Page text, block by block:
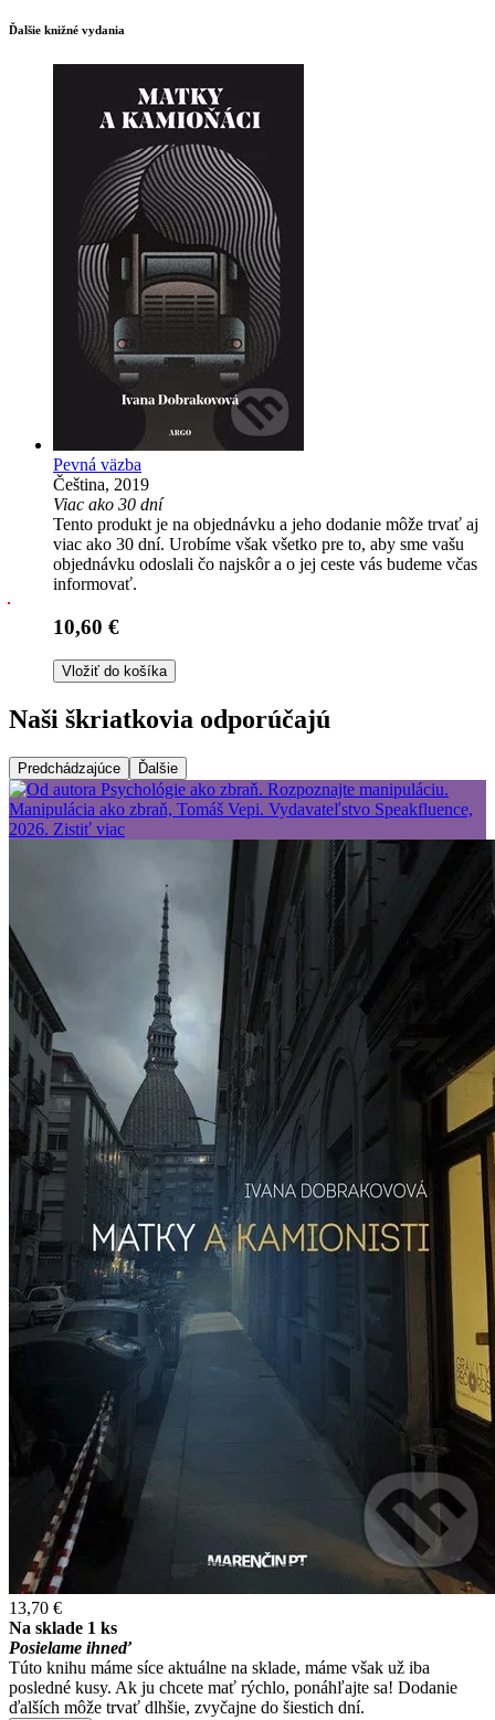
Ďalšie knižné vydania
Pevná väzba
Čeština, 2019
Viac ako 30 dní
Tento produkt je na objednávku a jeho dodanie môže trvať aj
viac ako 30 dní. Urobíme však všetko pre to, aby sme vašu
objednávku odoslali čo najskôr a o jej ceste vás budeme včas
informovať.
10,60 €
Vložiť do košíka
Naši škriatkovia odporúčajú
Predchádzajúce Ďalšie
13,70 €
Na sklade 1 ks
Posielame ihneď
Túto knihu máme síce aktuálne na sklade, máme však už iba
posledné kusy. Ak ju chcete mať rýchlo, ponáhľajte sa! Dodanie
ďalších môže trvať dlhšie, zvyčajne do šiestich dní.